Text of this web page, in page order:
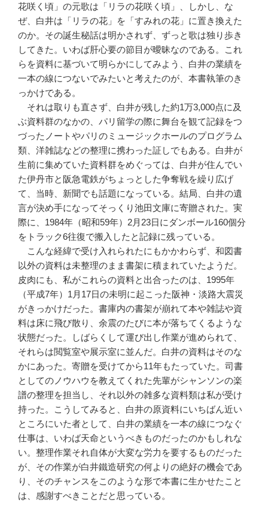
花咲く頃」の元歌は「リラの花咲く頃」、しかし、な
ぜ、白井は「リラの花」を「すみれの花」に置き換えた
のか。その誕生秘話は明かされず、ずっと歌は独り歩き
してきた。いわば肝心要の節目が曖昧なのである。これ
らを資料に基づいて明らかにしてみよう、白井の業績を
一本の線につないでみたいと考えたのが、本書執筆のき
っかけである。
それは取りも直さず、白井が残した約1万3,000点に及
ぶ資料群のなかの、パリ留学の際に舞台を観て記録をつ
づったノートやパリのミュージックホールのプログラム
類、洋雑誌などの整理に携わった証しでもある。白井が
生前に集めていた資料群をめぐっては、白井が住んでい
た伊丹市と阪急電鉄がちょっとした争奪戦を繰り広げ
て、当時、新聞でも話題になっている。結局、白井の遺
言が決め手になってそっくり池田文庫に寄贈された。実
際に、1984年（昭和59年）2月23日にダンボール160個分
をトラック6往復で搬入したと記録に残っている。
こんな経緯で受け入れられたにもかかわらず、和図書
以外の資料は未整理のまま書架に積まれていたようだ。
皮肉にも、私がこれらの資料と出合ったのは、1995年
（平成7年）1月17日の未明に起こった阪神・淡路大震災
がきっかけだった。書庫内の書架が崩れて本や雑誌や資
料は床に飛び散り、余震のたびに本が落ちてくるような
状態だった。しばらくして運び出し作業が進められて、
それらは閲覧室や展示室に並んだ。白井の資料はそのな
かにあった。寄贈を受けてから11年もたっていた。司書
としてのノウハウを教えてくれた先輩がシャンソンの楽
譜の整理を担当し、それ以外の雑多な資料類は私が受け
持った。こうしてみると、白井の原資料にいちばん近い
ところにいた者として、白井の業績を一本の線につなぐ
仕事は、いわば天命というべきものだったのかもしれな
い。整理作業それ自体が大変な労力を要するものだった
が、その作業が白井鐵造研究の何よりの絶好の機会であ
り、そのチャンスをこのような形で本書に生かせたこと
は、感謝すべきことだと思っている。